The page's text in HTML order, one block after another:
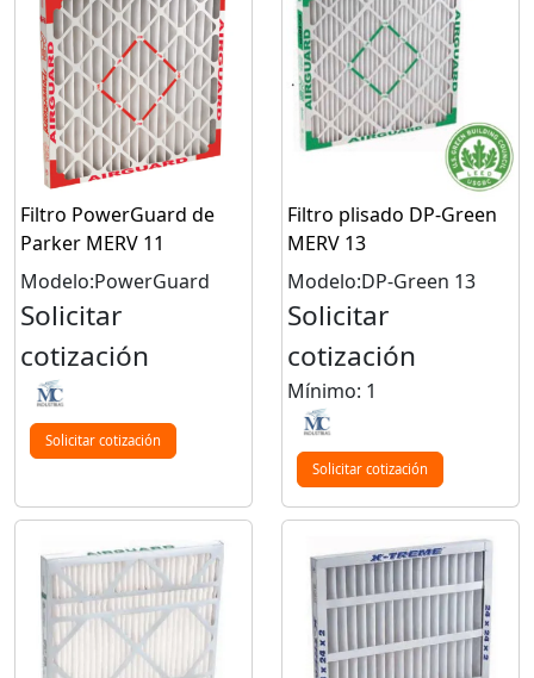
Filtro PowerGuard de
Parker MERV 11
Modelo:PowerGuard
Solicitar
cotización
Solicitar cotización
Filtro plisado DP-Green
MERV 13
Modelo:DP-Green 13
Solicitar
cotización
Mínimo: 1
Solicitar cotización